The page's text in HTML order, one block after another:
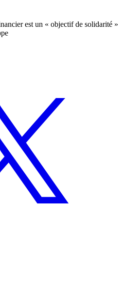
est un « objectif de solidarité »